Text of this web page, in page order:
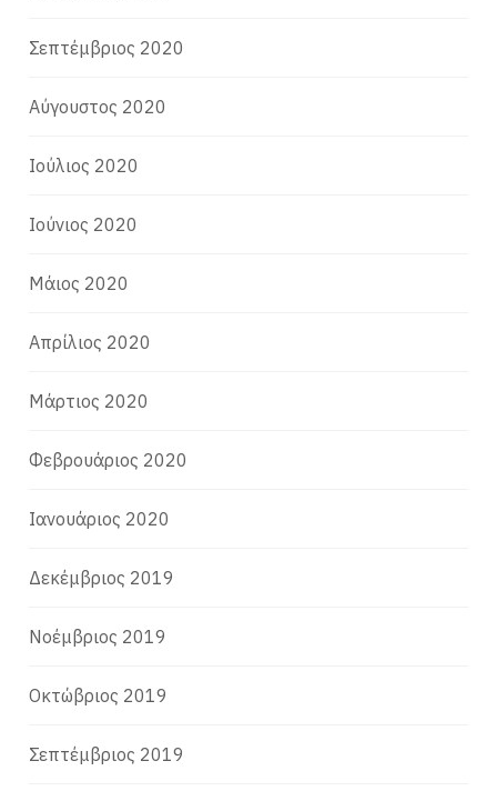
Σεπτέμβριος 2020
Αύγουστος 2020
Ιούλιος 2020
Ιούνιος 2020
Μάιος 2020
Απρίλιος 2020
Μάρτιος 2020
Φεβρουάριος 2020
Ιανουάριος 2020
Δεκέμβριος 2019
Νοέμβριος 2019
Οκτώβριος 2019
Σεπτέμβριος 2019